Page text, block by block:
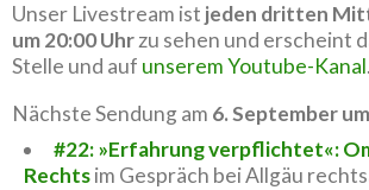
Unser Livestream ist jeden dritten
um 20:00 Uhrzu sehen und erscheint
Stelle und auf unserem Youtube-Kanal.
Nächste Sendung am 6. September
#22: »Erfahrung verpflichtet«:
Rechtsim Gespräch bei Allgäu